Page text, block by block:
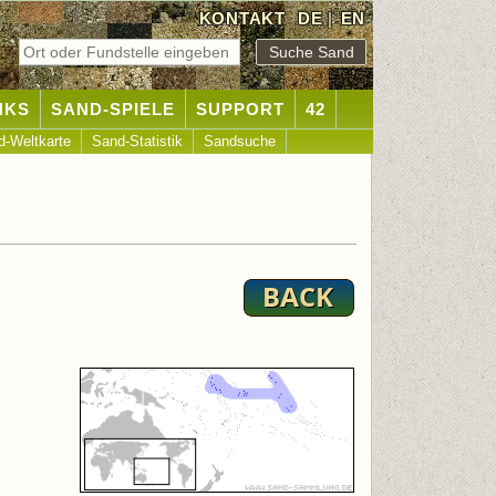
KONTAKT DE|EN
SAND-SPIELE SUPPORT 42
Weltkarte Sand-Statistik Sandsuche